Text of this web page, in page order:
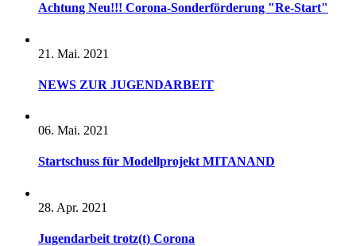
Achtung Neu!!! Corona-Sonderförderung "Re-Start"
21. Mai. 2021
NEWS ZUR JUGENDARBEIT
06. Mai. 2021
Startschuss für Modellprojekt MITANAND
28. Apr. 2021
Jugendarbeit trotz(t) Corona